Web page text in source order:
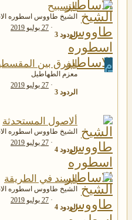
التسبيح
الشيخ طاووس اسطوره
الردود 3
27 يوليو 2019
م الفرق بين
معزم الطهاطيل
الردود 3
27 يوليو 2019
ألاصول المستحدثة
الشيخ طاووس اسطوره
الردود 4
27 يوليو 2019
السند في الطريقة
الشيخ طاووس اسطوره
الردود 4
27 يوليو 2019